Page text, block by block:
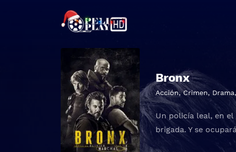
Bronx
Acción,Crimen, Drama,
Un policía leal, en
brigada. Y se